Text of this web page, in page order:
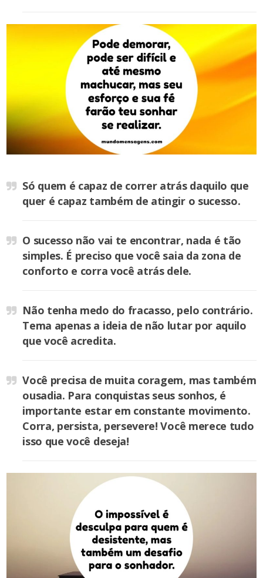
Só quem é capaz de correr atrás daquilo que
quer é capaz também de atingir o sucesso.
O sucesso não vai te encontrar, nada é tão
simples. É preciso que você saia da zona de
conforto e corra você atrás dele.
Não tenha medo do fracasso, pelo contrário.
Tema apenas a ideia de não lutar por aquilo
que você acredita.
Você precisa de muita coragem, mas também
ousadia. Para conquistas seus sonhos, é
importante estar em constante movimento.
Corra, persista, persevere! Você merece tudo
isso que você deseja!